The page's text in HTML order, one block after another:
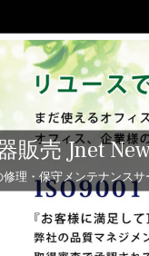
販売 Jnet
理・保守メンテナンス